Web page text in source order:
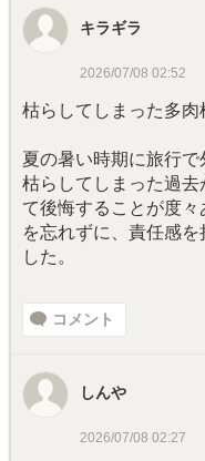
キラギラ
2026/07/08 02:52
枯らしてしまった多肉
夏の暑い時期に旅行
枯らしてしまった過
て後悔することが度
を忘れずに、責任感
した。
コメント
しんや
2026/07/08 02:27